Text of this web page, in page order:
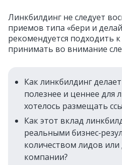
Линкбилдинг не следует
приемов типа «бери и
рекомендуется подходить
принимать во внимание
Как линкбилдинг
полезнее и ценнее для
хотелось размещать
Как этот вклад
реальными
количеством лидов
компании?